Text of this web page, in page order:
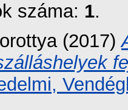
száma: 1.
(2017)